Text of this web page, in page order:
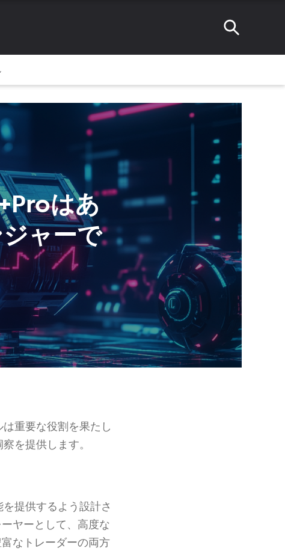
はあ
ャーで
重要な役割を果たし
を提供します。
提供するよう設計さ
ヤーとして、高度な
なトレーダーの両方